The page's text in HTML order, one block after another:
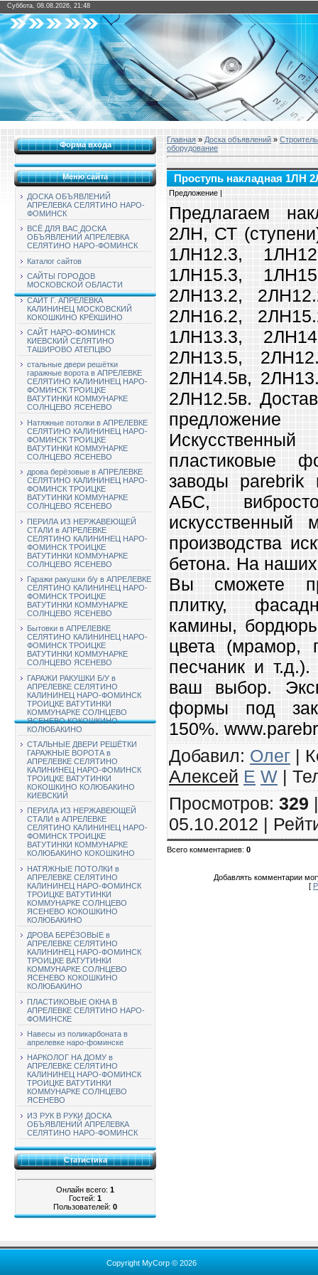
Суббота, 08.08.2026, 21:48
Форма входа
Меню сайта
ДОСКА ОБЪЯВЛЕНИЙ
АПРЕЛЕВКА СЕЛЯТИНО НАРО-
ФОМИНСК
ВСЁ ДЛЯ ВАС ДОСКА
ОБЪЯВЛЕНИЙ АПРЕЛЕВКА
СЕЛЯТИНО НАРО-ФОМИНСК
Каталог сайтов
САЙТЫ ГОРОДОВ
МОСКОВСКОЙ ОБЛАСТИ
САЙТ Г. АПРЕЛЕВКА
КАЛИНИНЕЦ МОСКОВСКИЙ
КОКОШКИНО КРЁКШИНО
САЙТ НАРО-ФОМИНСК
КИЕВСКИЙ СЕЛЯТИНО
ТАШИРОВО АТЕПЦВО
стальные двери решётки
гаражные ворота в АПРЕЛЕВКЕ
СЕЛЯТИНО КАЛИНИНЕЦ НАРО-
ФОМИНСК ТРОИЦКЕ
ВАТУТИНКИ КОММУНАРКЕ
СОЛНЦЕВО ЯСЕНЕВО
Натяжные потолки в АПРЕЛЕВКЕ
СЕЛЯТИНО КАЛИНИНЕЦ НАРО-
ФОМИНСК ТРОИЦКЕ
ВАТУТИНКИ КОММУНАРКЕ
СОЛНЦЕВО ЯСЕНЕВО
дрова берёзовые в АПРЕЛЕВКЕ
СЕЛЯТИНО КАЛИНИНЕЦ НАРО-
ФОМИНСК ТРОИЦКЕ
ВАТУТИНКИ КОММУНАРКЕ
СОЛНЦЕВО ЯСЕНЕВО
ПЕРИЛА ИЗ НЕРЖАВЕЮЩЕЙ
СТАЛИ в АПРЕЛЕВКЕ
СЕЛЯТИНО КАЛИНИНЕЦ НАРО-
ФОМИНСК ТРОИЦКЕ
ВАТУТИНКИ КОММУНАРКЕ
СОЛНЦЕВО ЯСЕНЕВО
Гаражи ракушки б/у в АПРЕЛЕВКЕ
СЕЛЯТИНО КАЛИНИНЕЦ НАРО-
ФОМИНСК ТРОИЦКЕ
ВАТУТИНКИ КОММУНАРКЕ
СОЛНЦЕВО ЯСЕНЕВО
Бытовки в АПРЕЛЕВКЕ
СЕЛЯТИНО КАЛИНИНЕЦ НАРО-
ФОМИНСК ТРОИЦКЕ
ВАТУТИНКИ КОММУНАРКЕ
СОЛНЦЕВО ЯСЕНЕВО
ГАРАЖИ РАКУШКИ Б/У в
АПРЕЛЕВКЕ СЕЛЯТИНО
КАЛИНИНЕЦ НАРО-ФОМИНСК
ТРОИЦКЕ ВАТУТИНКИ
КОММУНАРКЕ СОЛНЦЕВО
ЯСЕНЕВО КОКОШКИНО
КОЛЮБАКИНО
СТАЛЬНЫЕ ДВЕРИ РЕШЁТКИ
ГАРАЖНЫЕ ВОРОТА в
АПРЕЛЕВКЕ СЕЛЯТИНО
КАЛИНИНЕЦ НАРО-ФОМИНСК
ТРОИЦКЕ ВАТУТИНКИ
КОКОШКИНО КОЛЮБАКИНО
КИЕВСКИЙ
ПЕРИЛА ИЗ НЕРЖАВЕЮЩЕЙ
СТАЛИ в АПРЕЛЕВКЕ
СЕЛЯТИНО КАЛИНИНЕЦ НАРО-
ФОМИНСК ТРОИЦКЕ
ВАТУТИНКИ КОММУНАРКЕ
КОЛЮБАКИНО КОКОШКИНО
НАТЯЖНЫЕ ПОТОЛКИ в
АПРЕЛЕВКЕ СЕЛЯТИНО
КАЛИНИНЕЦ НАРО-ФОМИНСК
ТРОИЦКЕ ВАТУТИНКИ
КОММУНАРКЕ СОЛНЦЕВО
ЯСЕНЕВО КОКОШКИНО
КОЛЮБАКИНО
ДРОВА БЕРЁЗОВЫЕ в
АПРЕЛЕВКЕ СЕЛЯТИНО
КАЛИНИНЕЦ НАРО-ФОМИНСК
ТРОИЦКЕ ВАТУТИНКИ
КОММУНАРКЕ СОЛНЦЕВО
ЯСЕНЕВО КОКОШКИНО
КОЛЮБАКИНО
ПЛАСТИКОВЫЕ ОКНА В
АПРЕЛЕВКЕ СЕЛЯТИНО НАРО-
ФОМИНСКЕ
Навесы из поликарбоната в
апрелевке наро-фоминске
НАРКОЛОГ НА ДОМУ в
АПРЕЛЕВКЕ СЕЛЯТИНО
КАЛИНИНЕЦ НАРО-ФОМИНСК
ТРОИЦКЕ ВАТУТИНКИ
КОММУНАРКЕ СОЛНЦЕВО
ЯСЕНЕВО
ИЗ РУК В РУКИ ДОСКА
ОБЪЯВЛЕНИЙ АПРЕЛЕВКА
СЕЛЯТИНО НАРО-ФОМИНСК
Статистика
Онлайн всего: 1
Гостей: 1
Пользователей: 0
Главная » Доска объявлений »
оборудование
Проступь накладная 1ЛН
Предложение |
Предлагаем
2ЛН, СТ
1ЛН12.3,
1ЛН15.3,
2ЛН13.2,
2ЛН16.2,
1ЛН13.3,
2ЛН13.5,
2ЛН14.5в,
2ЛН12.5в.
предложение
пластиковые
заводы parebrik
АБС,
производства
бетона. На
Вы сможете
плитку,
камины,
цвета (мрамор,
песчаник и
ваш выбор.
формы под
150%.
Добавил: Олег |
Алексей E W |
Просмотров: 329
05.10.2012 |
Всего комментариев: 0
Добавлять комментарии
[
Copyright MyCorp © 2026